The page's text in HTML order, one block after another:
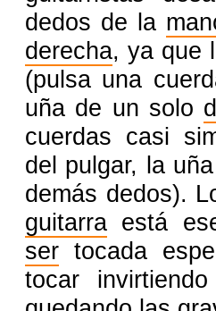
dedos de la
derecha, ya que
(pulsa una
uña de un solo
cuerdas casi
del pulgar, la
demás dedos).
guitarra está
ser tocada
tocar